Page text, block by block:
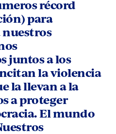
récord
para
juntos a los
la violencia
la llevan a la
a proteger
El mundo